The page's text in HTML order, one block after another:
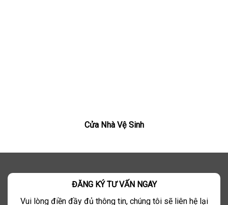
Cửa Nhà Vệ Sinh
ĐĂNG KÝ TƯ VẤN NGAY
Vui lòng điền đầy đủ thông tin, chúng tôi sẽ liên hệ lại